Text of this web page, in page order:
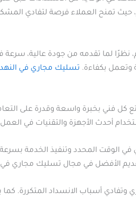
تمنح العملاء فرصة لتفادي
لما تقدمه من جودة عالية، سرعة
وتعمل بكفاءة. تسليك مجاري في
كل فني بخبرة واسعة وقدرة على
أحدث الأجهزة والتقنيات في
المحدد وتنفيذ الخدمة بسرعة
الأفضل في مجال تسليك مجاري
أسباب الانسداد المتكررة.